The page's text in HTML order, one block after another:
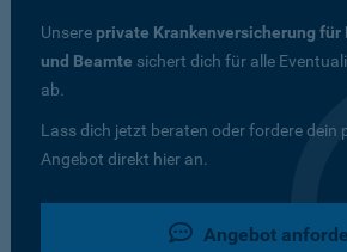
Unsere private Krankenversicherung
und Beamte sichert dich für alle
ab.
Lass dich jetzt beraten oder fordere dein
Angebot direkt hier an.
Angebot